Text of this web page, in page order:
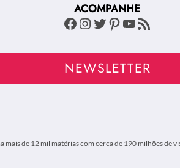
ACOMPANHE
Facebook
Instagram
Twitter
Pinterest
Youtube
Feed RSS
NEWSLETTER
de 12 mil matérias com cerca de 190 milhões de